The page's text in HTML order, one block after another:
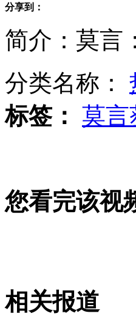
上海轨道交通3号线发生
南京军区：岛屿机降登
山西运城恶犬咬伤多人
无痛分娩是否安全 医生回
分享到：
简介：莫言
分类名称：
标签： 莫言
您看完该视
相关报道